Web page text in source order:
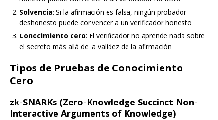
Solvencia: Si la afirmación es falsa, ningún probador
deshonesto puede convencer a un verificador honesto
Conocimiento cero: El verificador no aprende nada sobre
el secreto más allá de la validez de la afirmación
Tipos de Pruebas de Conocimiento
Cero
zk-SNARKs (Zero-Knowledge Succinct Non-
Interactive Arguments of Knowledge)